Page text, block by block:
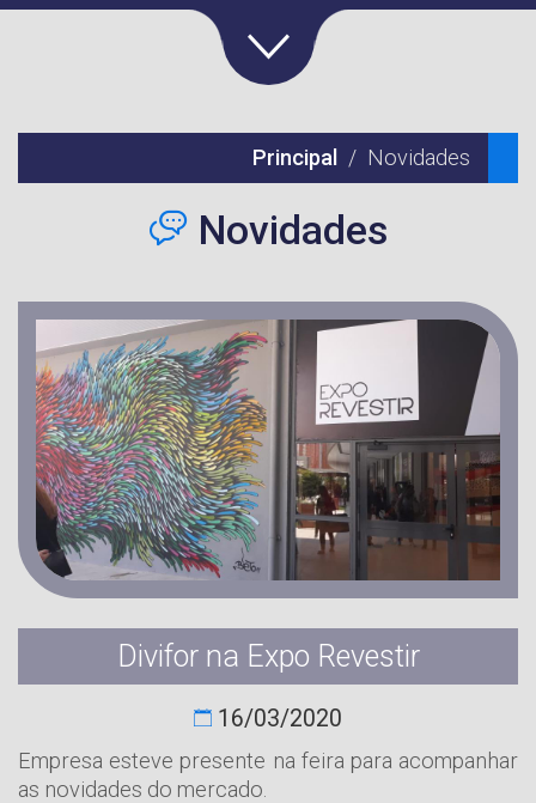
Principal Novidades
Novidades
Divifor na Expo Revestir
16/03/2020
Empresa esteve presente na feira para acompanhar
as novidades do mercado.